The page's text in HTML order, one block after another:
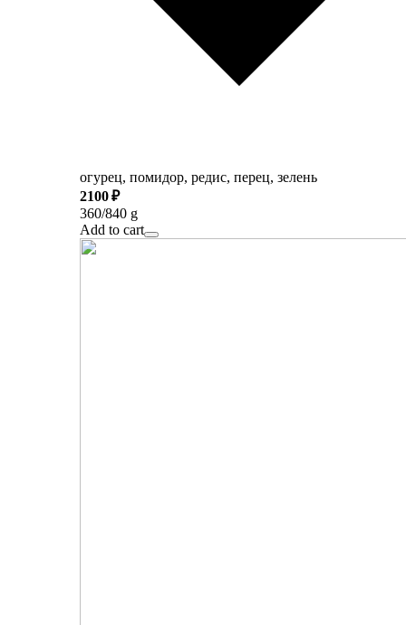
огурец, помидор, редис, перец, зелень
2100 ₽
360/840 g
Add to cart